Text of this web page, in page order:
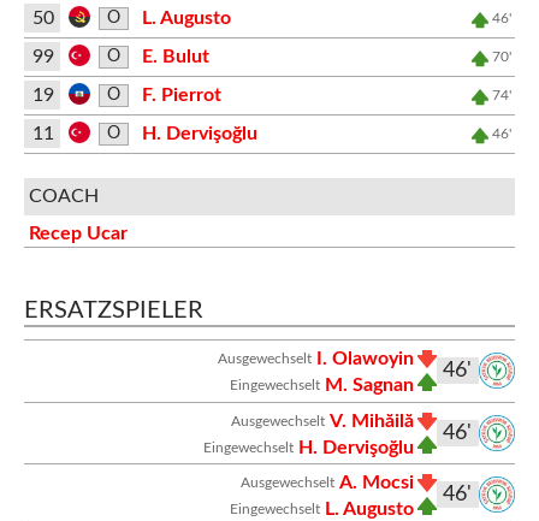
50 O L. Augusto 46'
99 O E. Bulut 70'
19 O F. Pierrot 74'
11 O H. Dervişoğlu 46'
COACH
Recep Ucar
ERSATZSPIELER
46'
Ausgewechselt I. Olawoyin
Eingewechselt M. Sagnan
46'
Ausgewechselt V. Mihăilă
Eingewechselt H. Dervişoğlu
46'
Ausgewechselt A. Mocsi
Eingewechselt L. Augusto